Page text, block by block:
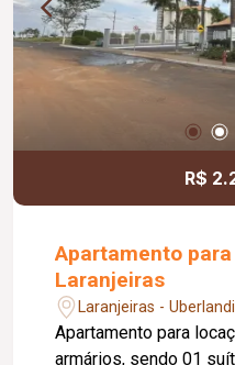
R$
Apartamento
Laranjeiras
Laranjeiras -
Apartamento para
armários, sendo 01